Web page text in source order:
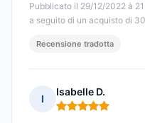
Pubblicato il 29/12/2022 à
a seguito di un acquisto di
Recensione tradotta
I
Isabelle D.
Nota: 5 su 5